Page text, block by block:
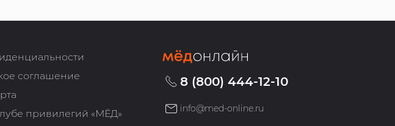
соглашение
привилегий «МЁД»
8 (800) 444-12-10
info@med-online.ru